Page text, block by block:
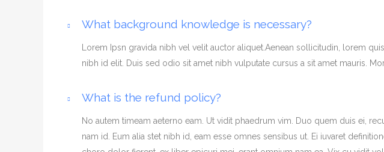
What background knowledge is necessary?
Lorem Ipsn gravida nibh vel velit auctor aliquet.Aenean sollicitudin, lorem
nibh id elit. Duis sed odio sit amet nibh vulputate cursus a sit amet mauris.
What is the refund policy?
No autem timeam aeterno eam. Ut vidit phaedrum vim. Duo quem duis ei,
nam id. Eum alia stet nibh id, eam esse omnes sensibus ut. Ei iuvaret